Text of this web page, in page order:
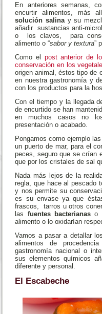
En anteriores semanas,
encurtir alimentos, más
solución salina y su
añadir sustancias anti-
o los clavos, para
alimento o “sabor y textura”
Como el post anterior de
conservación en los
origen animal, éstos tipo de
en nuestra gastronomía y
con los productos para la
Con el tiempo y la llegada
de encurtido se han
en muchos casos no
presentación o acabado.
Pongamos como ejemplo las
un puerto de mar, para el
peces, seguro que se crían
que por los cristales de sal
Nada más lejos de la
regla, que hace al
y nos permite su
es su envase ya que
frascos, tarros u otros
las fuentes bacterianaso
alimento o lo oxidarían
Vamos a pasar a detallar
alimentos de
gastronomía nacional o
sus elementos químicos
diferente y personal.
El Escabeche